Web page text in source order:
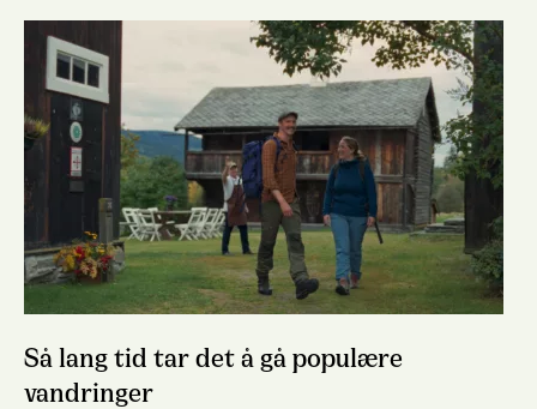
Så lang tid tar det å gå populære
vandringer